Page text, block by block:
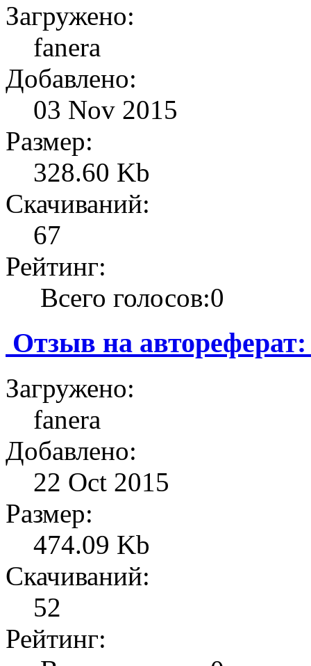
Загружено:
fanera
Добавлено:
03 Nov 2015
Размер:
328.60 Kb
Скачиваний:
67
Рейтинг:
Всего голосов:0
Отзыв на
Загружено:
fanera
Добавлено:
22 Oct 2015
Размер:
474.09 Kb
Скачиваний:
52
Рейтинг: